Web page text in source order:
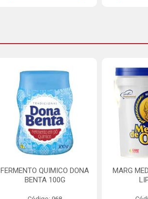
FERMENTO QUIMICO DONA
BENTA 100G
MARG